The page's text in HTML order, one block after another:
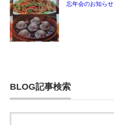
忘年会のお知らせ
BLOG記事検索